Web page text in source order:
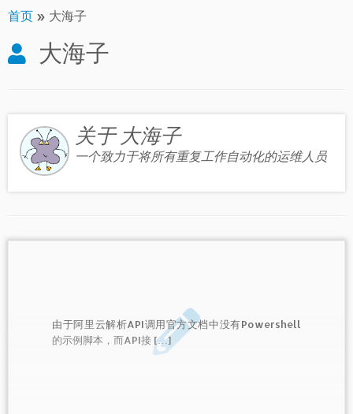
首页 » 大海子
大海子
关于 大海子
一个致力于将所有重复工作自动化的运维人员
由于阿里云解析API调用官方文档中没有Powershell
的示例脚本，而API接 […]